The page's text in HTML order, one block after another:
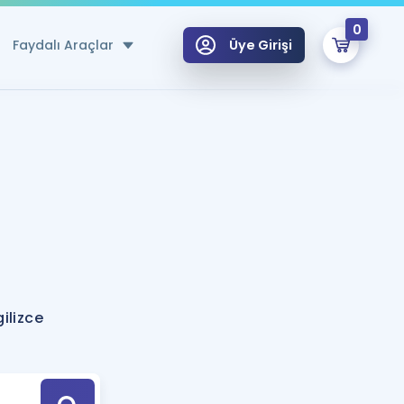
Faydalı Araçlar
Hesaplama Aracı
için Öneriler
Tek Takvimde
Üye Girişi
0